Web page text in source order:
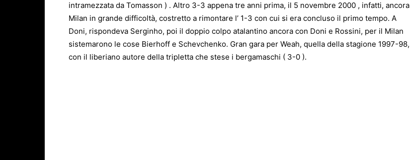
intramezzata da Tomasson ) . Altro 3-3 appena tre anni prima, il 5 novembre 2000 , infatti, ancora
Milan in grande difficoltà, costretto a rimontare l’ 1-3 con cui si era concluso il primo tempo. A
Doni, rispondeva Serginho, poi il doppio colpo atalantino ancora con Doni e Rossini, per il Milan
sistemarono le cose Bierhoff e Schevchenko. Gran gara per Weah, quella della stagione 1997-98,
con il liberiano autore della tripletta che stese i bergamaschi ( 3-0 ).